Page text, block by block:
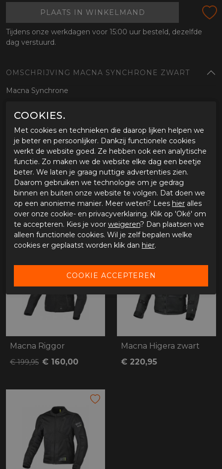
PLAATS IN WINKELMAND
Tijdens onze werkdagen voor 15:00 uur besteld, dezelfde
dag verstuurd.
OMSCHRIJVING MACNA SYNCHRONE ZWART
Macna Synchrone
SPECIFICATIES MACNA SYNCHRONE ZWART
Merk
Macna
Leveranciercode
1653019L101
Categorie
Motorjassen
Kleur
zwart
Materiaal buitenkant
Textiel
Bestelcode
ci31801943zwart
GERELATEERDE PRODUCTEN
-20%
Macna Riggor
€ 199,95 € 160,00
Macna Higera zwart
€ 220,95
COOKIES.
Met cookies en technieken die daarop lijken helpen we
je beter en persoonlijker. Dankzij functionele cookies
werkt de website goed. Ze hebben ook een analytische
functie. Zo maken we de website elke dag een beetje
beter. We laten je graag nuttige advertenties zien.
Daarom gebruiken we technologie om je gedrag
binnen en buiten onze website te volgen. Dat doen we
op een anonieme manier. Meer weten? Lees hier alles
over onze cookie- en privacyverklaring. Klik op 'Oké' om
te accepteren. Kies je voor weigeren? Dan plaatsen we
alleen functionele cookies. Wil je zelf bepalen welke
cookies er geplaatst worden klik dan hier.